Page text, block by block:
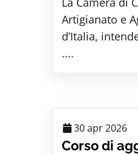
Artigianato e
d’Italia,
....
30 apr 2026
Corso di